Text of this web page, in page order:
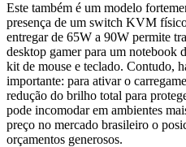
Este também é um modelo
presença de um switch KVM
entregar de 65W a 90W permite
desktop gamer para um notebook
kit de mouse e teclado. Contudo,
importante: para ativar o
redução do brilho total para
pode incomodar em ambientes
preço no mercado brasileiro o
orçamentos generosos.